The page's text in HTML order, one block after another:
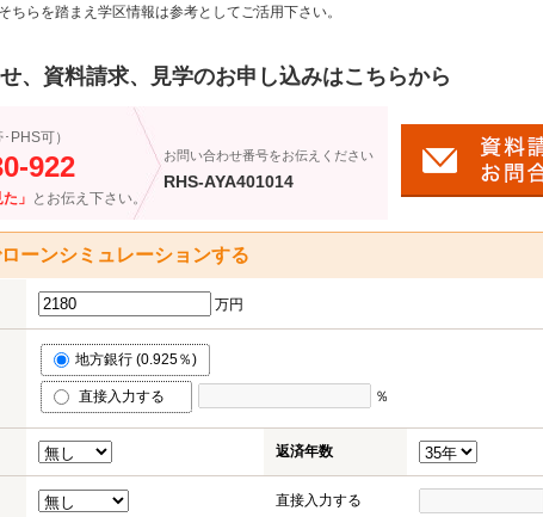
ちらを踏まえ学区情報は参考としてご活用下さい。
、資料請求、見学のお申し込みはこちらから
PHS可）
922
」 とお伝え下さい。
お問い合わせ番号をお伝えください
RHS-AYA401014
ーンシミュレーションする
万円
地方銀行 (0.925％)
直接入力する ％
返済年数
直接入力する